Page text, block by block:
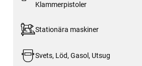
Klammerpistoler
Stationära maskiner
Svets, Löd, Gasol, Utsug